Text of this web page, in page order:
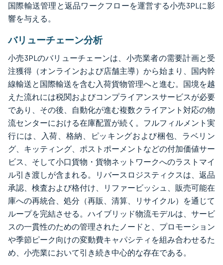
国際輸送管理と返品ワークフローを運営する小売3PLに影
響を与える。
バリューチェーン分析
小売3PLのバリューチェーンは、小売業者の需要計画と受
注獲得（オンラインおよび店舗主導）から始まり、国内幹
線輸送と国際輸送を含む入荷貨物管理へと進む。国境を越
えた流れには税関およびコンプライアンスサービスが必要
であり、その後、自動化が進む複数クライアント対応の物
流センターにおける在庫配置が続く。フルフィルメント実
行には、入荷、格納、ピッキングおよび梱包、ラベリン
グ、キッティング、ポストポーメントなどの付加価値サー
ビス、そして小口貨物・貨物ネットワークへのラストマイ
ル引き渡しが含まれる。リバースロジスティクスは、返品
承認、検査および格付け、リファービッシュ、販売可能在
庫への再統合、処分（再販、清算、リサイクル）を通じて
ループを完結させる。ハイブリッド物流モデルは、サービ
スの一貫性のための管理されたノードと、プロモーション
や季節ピーク向けの変動費キャパシティを組み合わせるた
め、小売業において引き続き中心的な存在である。